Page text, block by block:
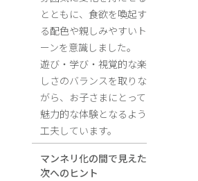
とともに、食欲を喚起す
る配色や親しみやすいト
ーンを意識しました。
遊び・学び・視覚的な楽
しさのバランスを取りな
がら、お子さまにとって
魅力的な体験となるよう
工夫しています。
マンネリ化の間で見えた
次へのヒント